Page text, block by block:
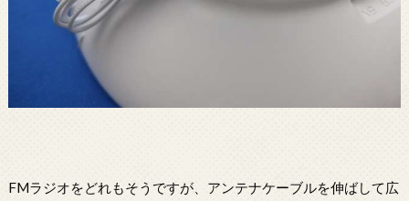
FMラジオをどれもそうですが、アンテナケーブルを伸ばして広